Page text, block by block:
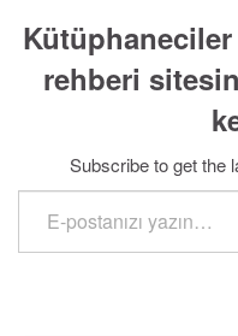
Kütüphaneciler
rehberi
Subscribe to get the
E-postanızı yazın…